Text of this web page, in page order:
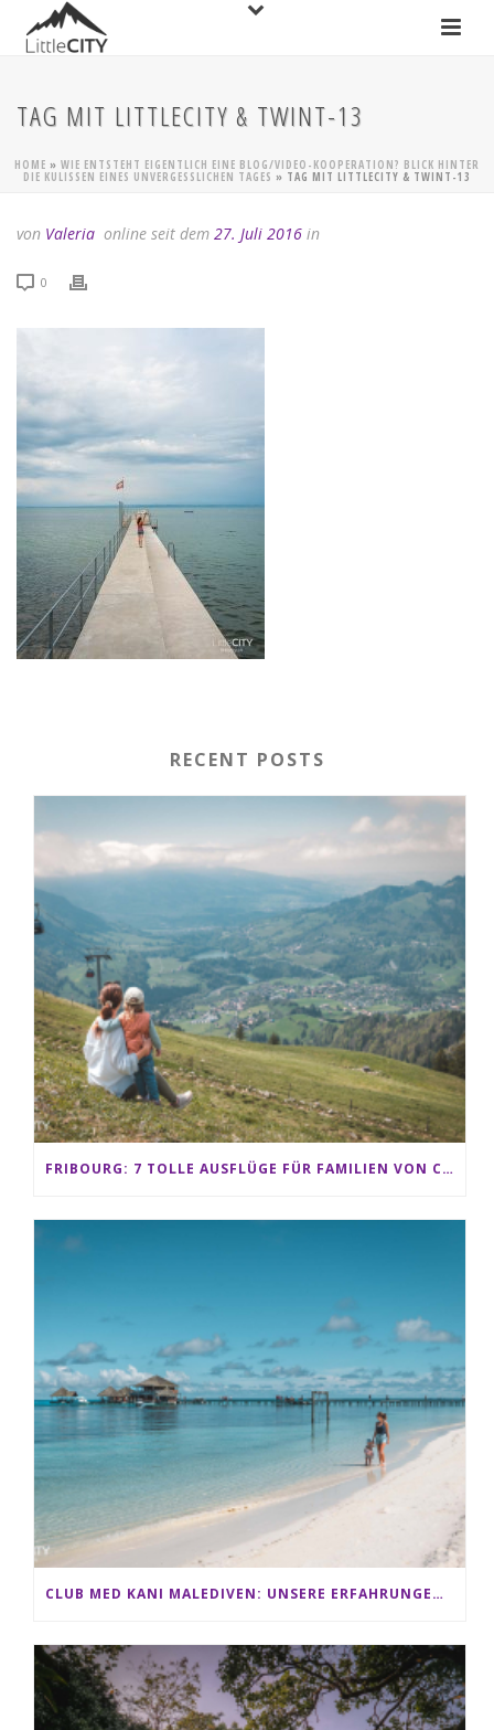
TAG MIT LITTLECITY & TWINT-13
HOME » WIE ENTSTEHT EIGENTLICH EINE BLOG/VIDEO-KOOPERATION? BLICK HINTER
DIE KULISSEN EINES UNVERGESSLICHEN TAGES » TAG MIT LITTLECITY & TWINT-13
von Valeria online seit dem 27. Juli 2016 in
0
RECENT POSTS
FRIBOURG: 7 TOLLE AUSFLÜGE FÜR FAMILIEN VON CHARMEY BIS LES PACCOTS
CLUB MED KANI MALEDIVEN: UNSERE ERFAHRUNGEN IM ALL-INCLUSIVE PARADIES